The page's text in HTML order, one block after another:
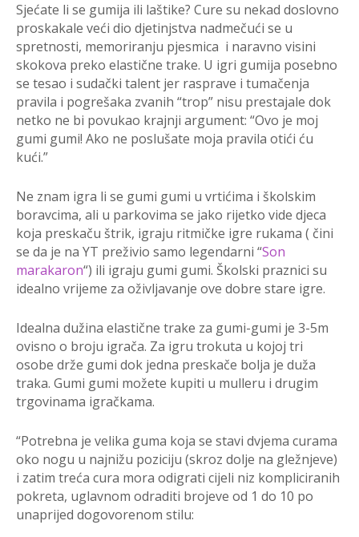
Sjećate li se gumija ili laštike? Cure su nekad doslovno
proskakale veći dio djetinjstva nadmečući se u
spretnosti, memoriranju pjesmica i naravno visini
skokova preko elastične trake. U igri gumija posebno
se tesao i sudački talent jer rasprave i tumačenja
pravila i pogrešaka zvanih “trop” nisu prestajale dok
netko ne bi povukao krajnji argument: “Ovo je moj
gumi gumi! Ako ne poslušate moja pravila otići ću
kući.”
Ne znam igra li se gumi gumi u vrtićima i školskim
boravcima, ali u parkovima se jako rijetko vide djeca
koja preskaču štrik, igraju ritmičke igre rukama ( čini
se da je na YT preživio samo legendarni “Son
marakaron“) ili igraju gumi gumi. Školski praznici su
idealno vrijeme za oživljavanje ove dobre stare igre.
Idealna dužina elastične trake za gumi-gumi je 3-5m
ovisno o broju igrača. Za igru trokuta u kojoj tri
osobe drže gumi dok jedna preskače bolja je duža
traka. Gumi gumi možete kupiti u mulleru i drugim
trgovinama igračkama.
“Potrebna je velika guma koja se stavi dvjema curama
oko nogu u najnižu poziciju (skroz dolje na gležnjeve)
i zatim treća cura mora odigrati cijeli niz kompliciranih
pokreta, uglavnom odraditi brojeve od 1 do 10 po
unaprijed dogovorenom stilu: